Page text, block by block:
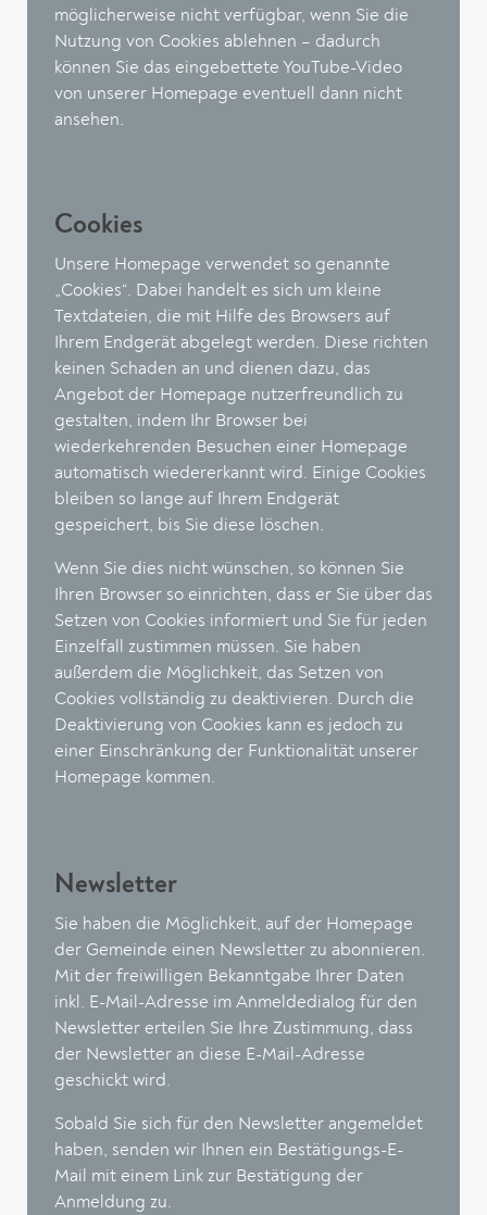
möglicherweise nicht verfügbar, wenn Sie die
Nutzung von Cookies ablehnen – dadurch
können Sie das eingebettete YouTube-Video
von unserer Homepage eventuell dann nicht
ansehen.
Cookies
Unsere Homepage verwendet so genannte
„Cookies“. Dabei handelt es sich um kleine
Textdateien, die mit Hilfe des Browsers auf
Ihrem Endgerät abgelegt werden. Diese richten
keinen Schaden an und dienen dazu, das
Angebot der Homepage nutzerfreundlich zu
gestalten, indem Ihr Browser bei
wiederkehrenden Besuchen einer Homepage
automatisch wiedererkannt wird. Einige Cookies
bleiben so lange auf Ihrem Endgerät
gespeichert, bis Sie diese löschen.
Wenn Sie dies nicht wünschen, so können Sie
Ihren Browser so einrichten, dass er Sie über das
Setzen von Cookies informiert und Sie für jeden
Einzelfall zustimmen müssen. Sie haben
außerdem die Möglichkeit, das Setzen von
Cookies vollständig zu deaktivieren. Durch die
Deaktivierung von Cookies kann es jedoch zu
einer Einschränkung der Funktionalität unserer
Homepage kommen.
Newsletter
Sie haben die Möglichkeit, auf der Homepage
der Gemeinde einen Newsletter zu abonnieren.
Mit der freiwilligen Bekanntgabe Ihrer Daten
inkl. E-Mail-Adresse im Anmeldedialog für den
Newsletter erteilen Sie Ihre Zustimmung, dass
der Newsletter an diese E-Mail-Adresse
geschickt wird.
Sobald Sie sich für den Newsletter angemeldet
haben, senden wir Ihnen ein Bestätigungs-E-
Mail mit einem Link zur Bestätigung der
Anmeldung zu.